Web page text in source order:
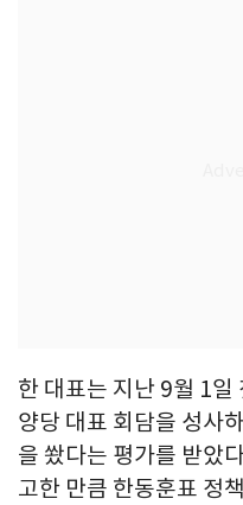
한 대표는 지난 9월 1일
양당 대표 회담을 성사
을 쐈다는 평가를 받았
고한 만큼 한동훈표 정